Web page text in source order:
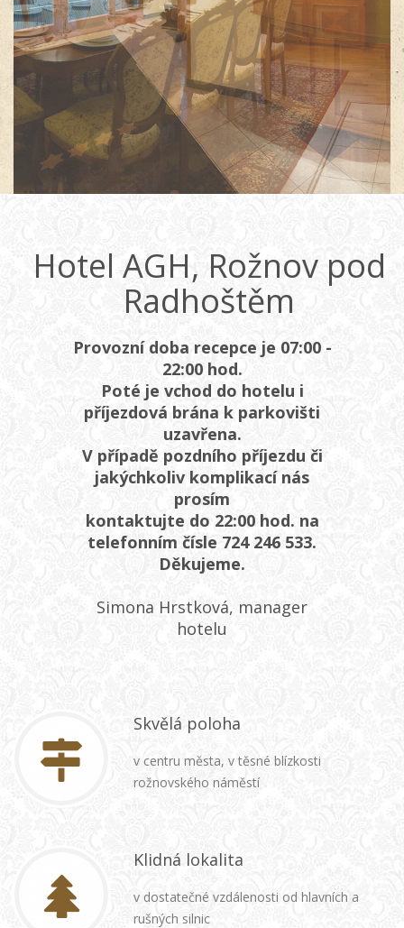
Hotel AGH, Rožnov pod
Radhoštěm
Provozní doba recepce je 07:00 -
22:00 hod.
Poté je vchod do hotelu i
příjezdová brána k parkovišti
uzavřena.
V případě pozdního příjezdu či
jakýchkoliv komplikací nás
prosím
kontaktujte do 22:00 hod. na
telefonním čísle 724 246 533.
Děkujeme.
Simona Hrstková, manager
hotelu
Skvělá poloha
v centru města, v těsné blízkosti
rožnovského náměstí
Klidná lokalita
v dostatečné vzdálenosti od hlavních a
rušných silnic